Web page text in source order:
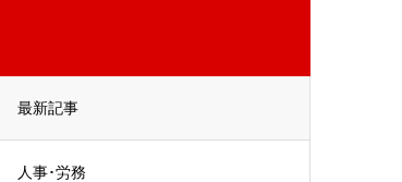
最新記事
人事･労務